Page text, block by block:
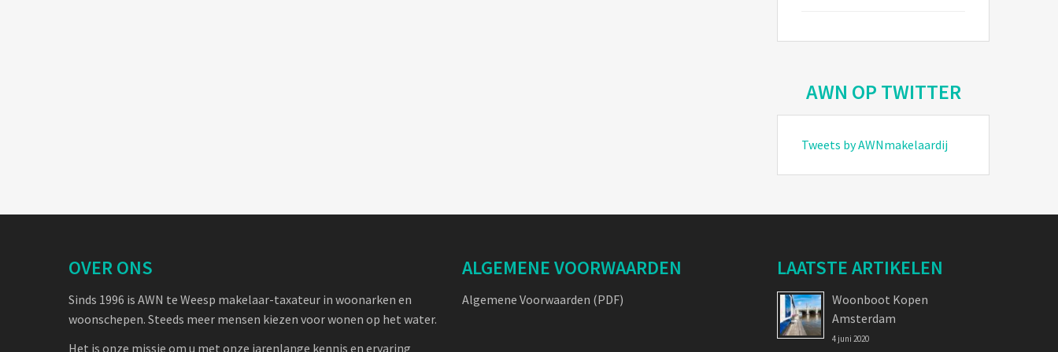
AWN OP TWITTER
Tweets by AWNmakelaardij
OVER ONS
Sinds 1996 is AWN te Weesp makelaar-taxateur in woonarken en
woonschepen. Steeds meer mensen kiezen voor wonen op het water.
Het is onze missie om u met onze jarenlange kennis en ervaring
ALGEMENE VOORWAARDEN
Algemene Voorwaarden (PDF)
LAATSTE ARTIKELEN
Woonboot Kopen
Amsterdam
4 juni 2020